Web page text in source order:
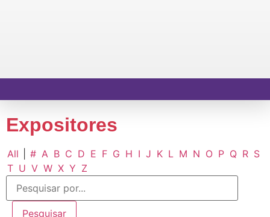
Expositores
All # A B C D E F G H I J K L M N O P Q R S
T U V W X Y Z